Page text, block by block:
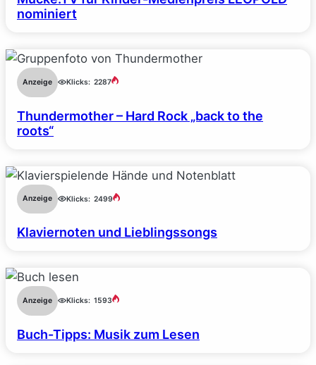
nominiert
Anzeige Klicks: 2287
Thundermother – Hard Rock „back to the
roots“
Anzeige Klicks: 2499
Klaviernoten und Lieblingssongs
Anzeige Klicks: 1593
Buch-Tipps: Musik zum Lesen